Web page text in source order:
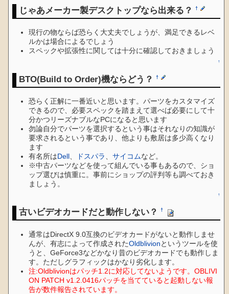
じゃあメーカー製デスクトップなら出来る？†
現行の物ならば恐らく大丈夫でしょうが、満足できるレベ
ルかは場合によるでしょう
スペックや拡張性に関しては十分に確認しておきましょう
↑
BTO(Build to Order)機ならどう？†
恐らく正解に一番近いと思います。パーツをカスタマイズ
できるので、必要スペックを踏まえて選べば必要にして十
分かつリーズナブルなPCになると思います
勿論自分でパーツを選択するという事はそれなりの知識が
要求されるという事であり、他よりも敷居は多少高くなり
ます
有名所はDell ドスパラ 、サイコムなど。
※中古パーツなどを使って組んでいる事もあるので、ショ
ップ選びは慎重に。事前にショップの評判等も調べておき
ましょう。
↑
古いビデオカードだと動作しない？†
通常はDirectX 9.0互換のビデオカードがないと動作しませ
んが、有志によって作成されたOldblivionというツールを使
うと、GeForce3などかなり昔のビデオカードでも動作しま
す。ただしグラフィックはかなり劣化します。
注:Oldblivionはパッチ1.2に対応してないようです。OBLIVI
ON PATCH v1.2.0416パッチを当てていると起動しない報
告が数件報告されています。